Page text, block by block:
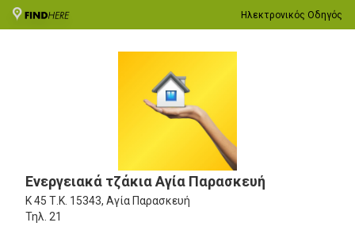
Ηλεκτρονικός Οδηγός
Ενεργειακά τζάκια Αγία Παρασκευή
Κ 45 Τ.Κ. 15343, Αγία Παρασκευή
Τηλ. 21